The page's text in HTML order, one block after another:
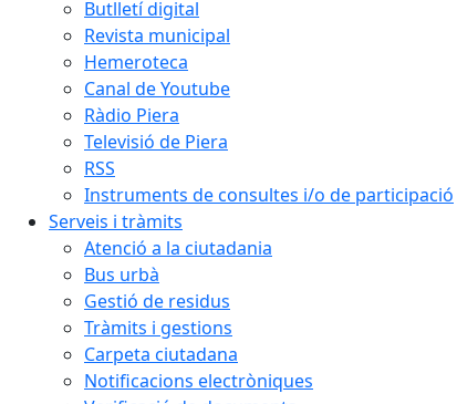
Butlletí digital
Revista municipal
Hemeroteca
Canal de Youtube
Ràdio Piera
Televisió de Piera
RSS
Instruments de consultes i/o de participació
Serveis i tràmits
Atenció a la ciutadania
Bus urbà
Gestió de residus
Tràmits i gestions
Carpeta ciutadana
Notificacions electròniques